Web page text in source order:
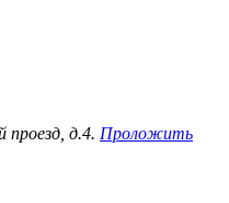
проезд, д.4. Проложить